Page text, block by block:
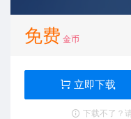
免费 金币
立即下载
下载不了？